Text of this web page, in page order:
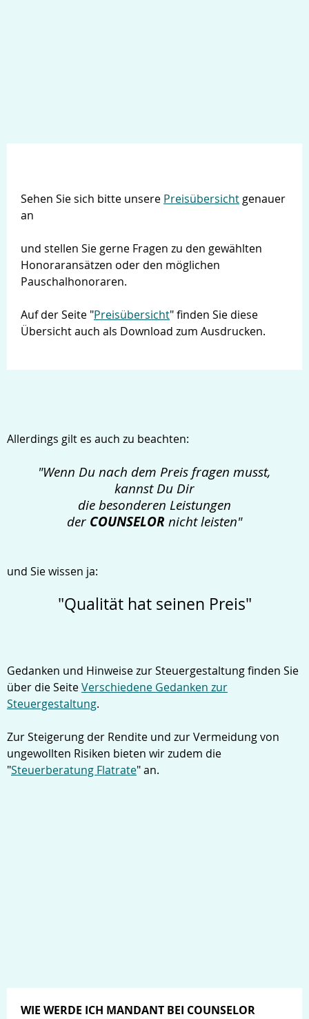
Sehen Sie sich bitte unsere Preisübersicht genauer
an
und stellen Sie gerne Fragen zu den gewählten
Honoraransätzen oder den möglichen
Pauschalhonoraren.
Auf der Seite "Preisübersicht" finden Sie diese
Übersicht auch als Download zum Ausdrucken.
Allerdings gilt es auch zu beachten:
"Wenn Du nach dem Preis fragen musst,
kannst Du Dir
die besonderen Leistungen
der COUNSELOR nicht leisten"
und Sie wissen ja:
"Qualität hat seinen Preis"
Gedanken und Hinweise zur Steuergestaltung finden Sie
über die SeiteVerschiedene Gedanken zur
Steuergestaltung.
Zur Steigerung der Rendite und zur Vermeidung von
ungewollten Risiken bieten wir zudem die
"Steuerberatung Flatrate" an.
WIE WERDE ICH MANDANT BEI COUNSELOR